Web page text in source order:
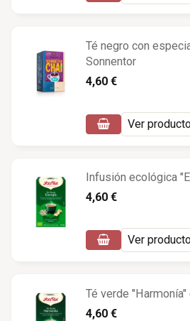
Té negro con
Sonnentor
4,60 €
Ver
Infusión ecológica
4,60 €
Ver
Té verde
4,60 €